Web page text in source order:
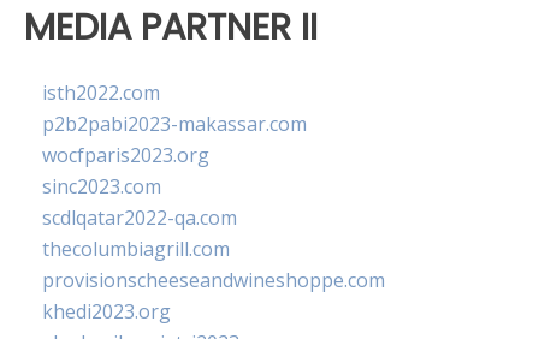
MEDIA PARTNER II
isth2022.com
p2b2pabi2023-makassar.com
wocfparis2023.org
sinc2023.com
scdlqatar2022-qa.com
thecolumbiagrill.com
provisionscheeseandwineshoppe.com
khedi2023.org